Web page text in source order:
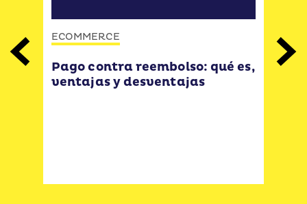
Previous
ECOMMERCE
Pago contra reembolso: qué es,
ventajas y desventajas
Next